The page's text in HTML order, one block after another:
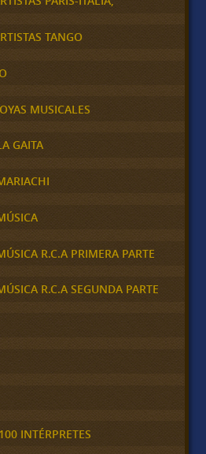
TANGO
MUSICALES
GAITA
R.C.A PRIMERA PARTE
R.C.A SEGUNDA PARTE
INTÉRPRETES